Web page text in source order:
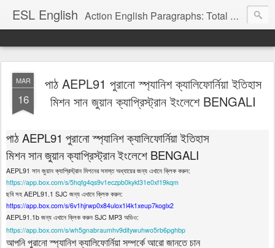
ESL English Action English Paragraphs: Total Physical Response (TPR) Paragraphs for the High School and Adult Language Student
MAR
16
পাঠ AEPL91 পুরানো স্প্যানিশ ক্যালিফোর্নিয়া ইতিহাস
মিশন সান জুয়ান ক্যাপ্রিস্ট্রান ইংলেশে BENGALI
পাঠ AEPL91 পুরানো স্প্যানিশ ক্যালিফোর্নিয়া ইতিহাস
মিশন সান জুয়ান ক্যাপ্রিস্ট্রান ইংলেশে BENGALI
AEPL91 সান জুয়ান ক্যাপ্রিস্ট্রান মিশনের সমস্ত অধ্যায়ের জন্য এখানে ক্লিক করুন:
https://app.box.com/s/5hqfg4qs9v1eczpb0kykt31e0xf19kqm
ছবি সহ AEPL91.1 SJC জন্য এখানে ক্লিক করুন:
https://app.box.com/s/6v1hjrwp0x84ulox1l4k1xeup7koglx2
AEPL91.1b জন্য এখানে ক্লিক করুন SJC MP3 অডিও:
https://app.box.com/s/wh5gnabraumhv9ditywuhwo5rb6pghbp
আপনি পুরানো স্প্যানিশ ক্যালিফোর্নিয়া সম্পর্কে আরো জানতে চান